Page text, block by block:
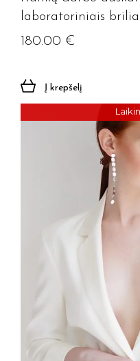
laboratoriniais
180.00 €
Į krepšelį